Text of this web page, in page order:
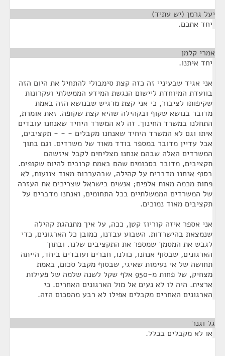
יעל גרמן (יש עתיד)
יחד אתכם.
אמרי קלמן
יחד איתנו.
אני אגיד שבעיניי זה כזה קצת סימבולי להתחיל את היום הזה
בוועדת המיוחדת ליישום הנגשת המידע הממשלתי ועקרונות
שקיפותו לציבור, כי אני קצת מרגיש שבנושא הזה באמת
מדובר בנושא שקוף ובקהילה שהיא קצת שקופה. זאת אומרת,
התחלנו במשרד החינוך. זה לא המשרד היחיד שאנחנו עובדים
איתו וגם לא המשרד היחיד שאנחנו מקבלים - - - תקציבים,
אבל עדיין מדובר במספר בודד מאוד של משרדים. וגם בתוך
המשרדים האלה שבהם אנחנו מצליחים לקבל איזשהם
תקציבים, מדובר בסכומים שהם באמת קרובים להיות שקופים.
בסוף אנחנו מדברים על קהילה, שבהערכות מאוד צנועות, לא
פחות מכמה מאות אלפים; אנשים בישראל שצריכים את העזרה
של המשרדים הממשלתיים בכל התחומים, ואנחנו מדברים על
תקציבים מאוד נמוכים.
אני אספר איזה קוריוז קטן, ככה, על איך מתנהגת קהילה
שנמצאת בהישרדות. השבוע עבדנו, כמובן כל הארגונים, כדי
לגבש את המסמך שמספר את התקציבים שלנו. ובתוך
הארגונים, שבסוף אנחנו, כולנו, חברים ועובדים ביחד, הייתה
תחושה של אי נעימות שאיגי, שבסוף מקבל סכום, באמת
מצחיק, של פחות מ-950 אלף שקל לשנה שלמה של פעילות
ארצית. היה לו לא נעים אל מול הארגונים האחרים. כי
הארגונים האחרים מקבלים אפילו לא רבע מהסכום הזה.
גל וגנר
או לא מקבלים בכלל.